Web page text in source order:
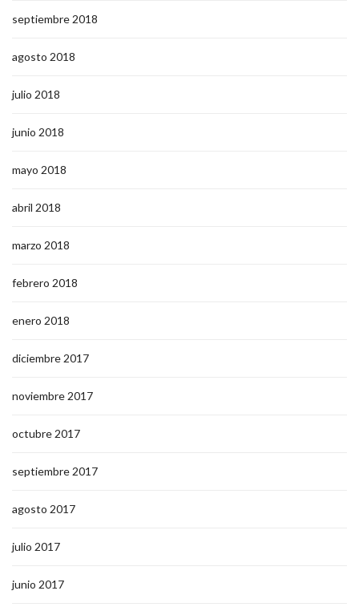
septiembre 2018
agosto 2018
julio 2018
junio 2018
mayo 2018
abril 2018
marzo 2018
febrero 2018
enero 2018
diciembre 2017
noviembre 2017
octubre 2017
septiembre 2017
agosto 2017
julio 2017
junio 2017